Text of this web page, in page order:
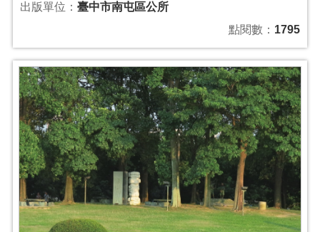
出版單位： 臺中市南屯區公所
點閱數： 1795